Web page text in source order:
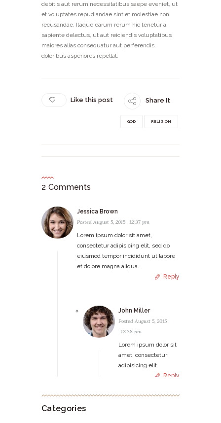
debitis aut rerum necessitatibus saepe eveniet, ut
et voluptates repudiandae sint et molestiae non
recusandae. Itaque earum rerum hic tenetur a
sapiente delectus, ut aut reiciendis voluptatibus
maiores alias consequatur aut perferendis
doloribus asperiores repellat.
Like this post Share It
GOD RELIGION
2 Comments
Jessica Brown
Posted August 5, 2015 12:37 pm
Lorem ipsum dolor sit amet,
consectetur adipisicing elit, sed do
eiusmod tempor incididunt ut labore
et dolore magna aliqua.
Reply
John Miller
Posted August 5, 2015
12:38 pm
Lorem ipsum dolor sit
amet, consectetur
adipisicing elit.
Reply
Categories